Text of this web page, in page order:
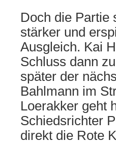
Doch die Partie
stärker und
Ausgleich. Kai
Schluss dann
später der
Bahlmann im
Loerakker geht
Schiedsrichter
direkt die Rote